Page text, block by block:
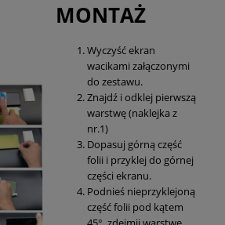
MONTAŻ
Wyczyść ekran
wacikami załączonymi
do zestawu.
Znajdź i odklej pierwszą
warstwę (naklejka z
nr.1)
Dopasuj górną część
folii i przyklej do górnej
części ekranu.
Podnieś nieprzyklejoną
część folii pod kątem